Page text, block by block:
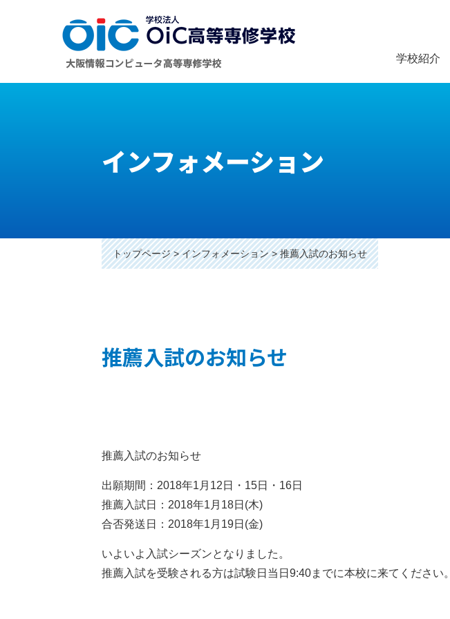
学校紹介
インフォメーション
トップページ インフォメーション 推薦入試のお知らせ
推薦入試のお知らせ
推薦入試のお知らせ
出願期間：2018年1月12日・15日・16日
推薦入試日：2018年1月18日(木)
合否発送日：2018年1月19日(金)
いよいよ入試シーズンとなりました。
推薦入試を受験される方は試験日当日9:40までに本校に来てください。